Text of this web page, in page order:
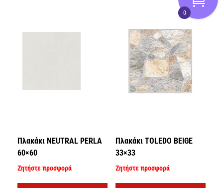
Πλακάκι NEUTRAL PERLA
60×60
Ζητήστε προσφορά
Πλακάκι TOLEDO BEIGE
33×33
Ζητήστε προσφορά
0